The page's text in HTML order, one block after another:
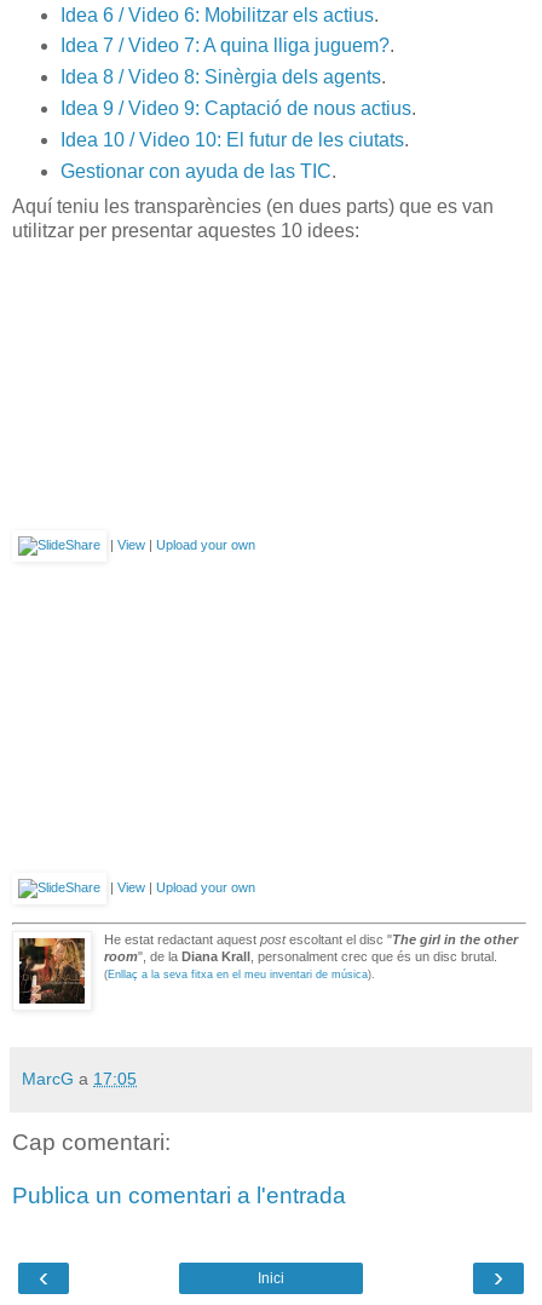
Idea 6 / Video 6: Mobilitzar els actius.
Idea 7 / Video 7: A quina lliga juguem?.
Idea 8 / Video 8: Sinèrgia dels agents.
Idea 9 / Video 9: Captació de nous actius.
Idea 10 / Video 10: El futur de les ciutats.
Gestionar con ayuda de las TIC.
Aquí teniu les transparències (en dues parts) que es van
utilitzar per presentar aquestes 10 idees:
| View | Upload your own
| View | Upload your own
He estat redactant aquest postescoltant el disc "The girl in the other
room", de la Diana Krall , personalment crec que és un disc brutal.
(Enllaç a la seva fitxa en el meu inventari de música).
MarcG a 17:05
Cap comentari:
Publica un comentari a l'entrada
‹ ›
Inici